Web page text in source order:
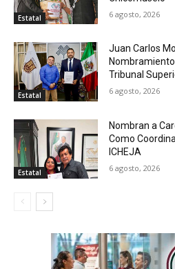
Estatal 6 agosto, 2026
Estatal
Juan Carlos
Tribunal
6 agosto, 2026
Estatal
Nombran a
Como
ICHEJA
6 agosto, 2026